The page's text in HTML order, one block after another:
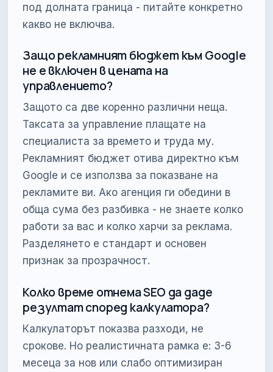
под долната граница - питайте конкретно
какво не включва.
Защо рекламният бюджет към Google
не е включен в цената на
управлението?
Защото са две коренно различни неща.
Таксата за управление плащате на
специалиста за времето и труда му.
Рекламният бюджет отива директно към
Google и се използва за показване на
рекламите ви. Ако агенция ги обедини в
обща сума без разбивка - не знаете колко
работи за вас и колко харчи за реклама.
Разделянето е стандарт и основен
признак за прозрачност.
Колко време отнема SEO да даде
резултат според калкулатора?
Калкулаторът показва разходи, не
срокове. Но реалистичната рамка е: 3-6
месеца за нов или слабо оптимизиран